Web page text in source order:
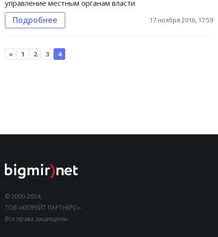
управление местным органам власти
Подробнее 17 ноября 2016, 17:59
« 1 2 3 4
© 2000-2024,
ТОВ «КЕПРЕЙТ ПАРТНЕРС».
Все права защищены.